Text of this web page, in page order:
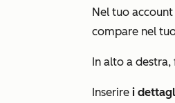
Nel tuo
compare nel
In alto a destra,
Inserire i